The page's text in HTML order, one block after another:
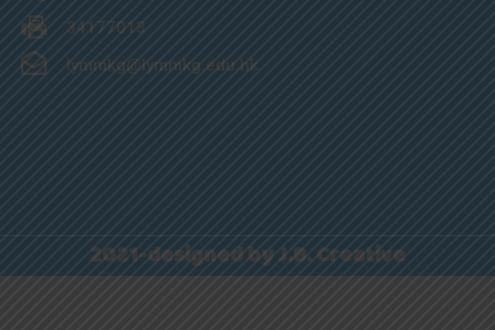
34177013
lymmkg@lymmkg.edu.hk
2021-designed by J.B. Creative